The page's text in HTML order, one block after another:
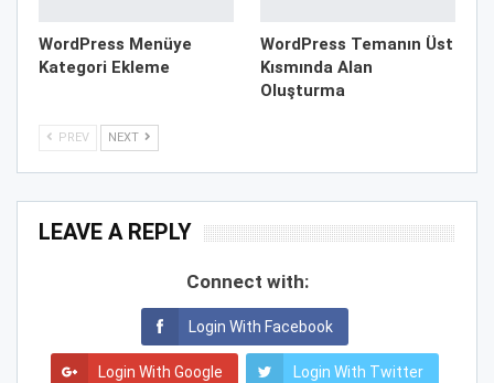
WordPress Menüye
Kategori Ekleme
WordPress Temanın Üst
Kısmında Alan
Oluşturma
PREV NEXT
LEAVE A REPLY
Connect with:
Login With Facebook
Login With Google Login With Twitter